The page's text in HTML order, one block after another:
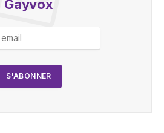
Gayvox